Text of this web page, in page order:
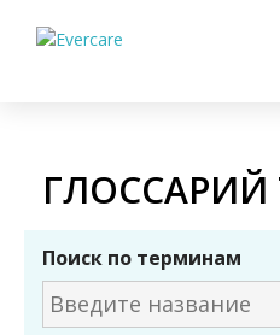
Поиск по терминам